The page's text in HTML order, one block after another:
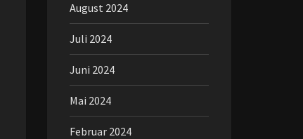
August 2024
Juli 2024
Juni 2024
Mai 2024
Februar 2024